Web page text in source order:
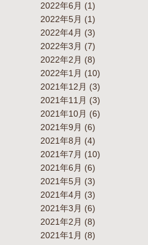
2022年6月 (1)
2022年5月 (1)
2022年4月 (3)
2022年3月 (7)
2022年2月 (8)
2022年1月 (10)
2021年12月 (3)
2021年11月 (3)
2021年10月 (6)
2021年9月 (6)
2021年8月 (4)
2021年7月 (10)
2021年6月 (6)
2021年5月 (3)
2021年4月 (3)
2021年3月 (6)
2021年2月 (8)
2021年1月 (8)